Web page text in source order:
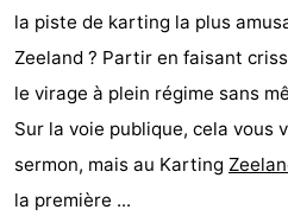
la piste de karting la plus
Zeeland ? Partir en faisant
le virage à plein régime sans
Sur la voie publique, cela vous
sermon, mais au Karting
la première ...